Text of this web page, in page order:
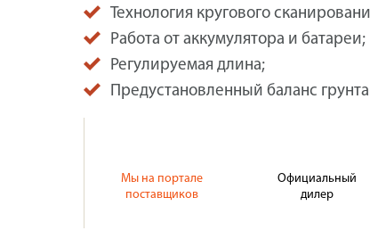
Технология кругового
Работа от аккумулятора и батареи;
Регулируемая длина;
Предустановленный баланс грунта
Мы на портале
поставщиков
Официальный
дилер